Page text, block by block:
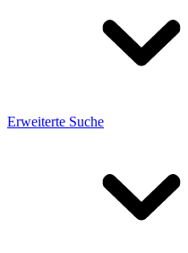
Erweiterte Suche